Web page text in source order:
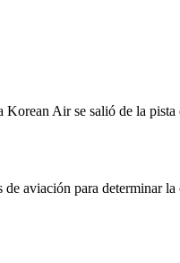
Air se salió de la pista
aviación para determinar la